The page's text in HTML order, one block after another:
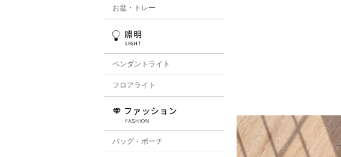
お盆・トレー
ペンダントライト
フロアライト
バッグ・ポーチ